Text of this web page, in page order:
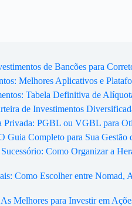
de Bancões para
Melhores Aplicativos e
Tabela Definitiva de
de Investimentos
Privada: PGBL ou VGBL para
Guia Completo para Sua Gestão
Como Organizar a
Como Escolher entre Nomad,
Melhores para Investir em